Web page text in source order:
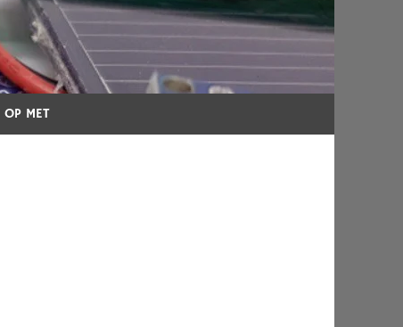
OP MET